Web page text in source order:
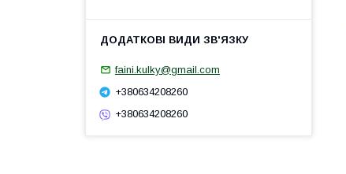
faini.kulky@gmail.com
+380634208260
+380634208260